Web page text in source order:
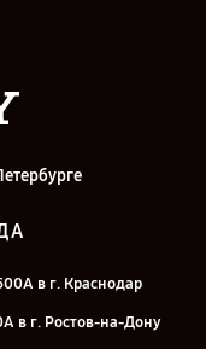
в г. Краснодар
в г. Ростов-на-Дону